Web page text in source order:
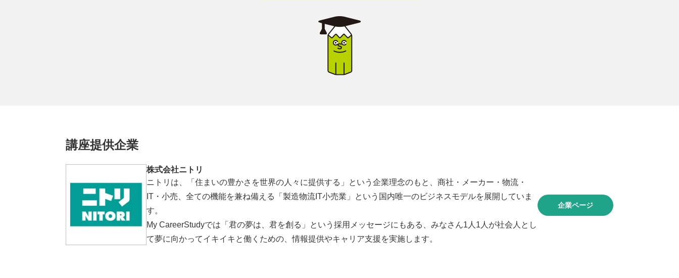
講座提供企業
株式会社ニトリ
ニトリは、「住まいの豊かさを世界の人々に提供する」という企業理念のもと、商社・メーカー・物流・
IT・小売、全ての機能を兼ね備える「製造物流IT小売業」という国内唯一のビジネスモデルを展開していま
す。
My CareerStudyでは「君の夢は、君を創る」という採用メッセージにもある、みなさん1人1人が社会人とし
て夢に向かってイキイキと働くための、情報提供やキャリア支援を実施します。
企業ページ